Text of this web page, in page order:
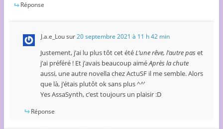
Réponse
J.a.e_Lousur20 septembre 2021 à 11 h 42 min
Justement, j’ai lu plus tôt cet étéL’une rêve, l’autre paset
j’ai préféré ! Et j’avais beaucoup aiméAprès la chute
aussi, une autre novella chez ActuSF il me semble. Alors
que là, j’étais plutôt ok sans plus ^^’
Yes AssaSynth, c’est toujours un plaisir :D
Réponse